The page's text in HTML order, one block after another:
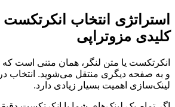
استراتژی انتخاب
کلیدی مزوتراپی
انکرتکست یا متن لنگر، همان متنی است
و به صفحه دیگری منتقل می‌شوید. انتخاب
لینک‌سازی اهمیت بسیار زیادی دارد.